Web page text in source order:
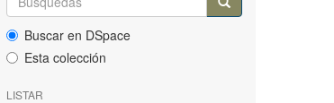
Buscar en DSpace
Esta colección
LISTAR